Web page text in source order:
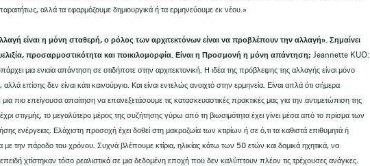
αλλά τα εφαρμόζουμε δημιουργικά ή τα ερμηνεύουμε εκ νέου.»
είναι η μόνη σταθερή, ο ρόλος των αρχιτεκτόνων είναι να προβλέπουν την αλλαγή». Σημαίνει
προσαρμοστικότητα και ποικιλομορφία. Είναι η Προσμονή η μόνη απάντηση; Jeannette KUO:
μια ενιαία απάντηση σε οτιδήποτε στην αρχιτεκτονική. Η ιδέα της πρόβλεψης της αλλαγής είναι μόνο
επίσης δεν είναι κάτι καινούργιο. Και είναι εντελώς ανοιχτό στην ερμηνεία. Είναι απλά ότι σήμερα
μια πιο επείγουσα απαίτηση να επανεξετάσουμε τις κατασκευαστικές πρακτικές μας για την αντιμετώπιση της
στιγμής, το μεγαλύτερο μέρος της συζήτησης γύρω από τη βιωσιμότητα έχει γίνει μέσα από το πρίσμα των
ενέργειας. Ελάχιστη προσοχή έχει δοθεί στη μακροζωία των κτιρίων ή σε ό,τι τα καθιστά επιθυμητά ή
με την πάροδο του χρόνου. Συχνά βλέπουμε κτίρια, ηλικίας κάτω των 50 ετών και δομικά ηχητικά, να
χτίστηκαν τόσο ρεαλιστικά σε μια δεδομένη εποχή που δεν καλύπτουν πλέον τις τρέχουσες ανάγκες.